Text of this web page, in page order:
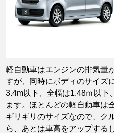
軽自動車はエンジンの排気量
すが、同時にボディのサイズ
3.4m以下、全幅は1.48ｍ以下
ます。ほとんどの軽自動車は
ギリギリのサイズなので、ク
ら、あとは車高をアップする